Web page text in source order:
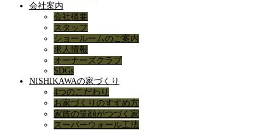
会社案内
会社概要
スタッフ
ショールームのご案内
求人情報
オーナーズクラブ
SDGs
NISHIKAWAの家づくり
4つのこだわり
お家づくりのすすめ方
家族の笑顔がつづく家
スーパーウォール工法